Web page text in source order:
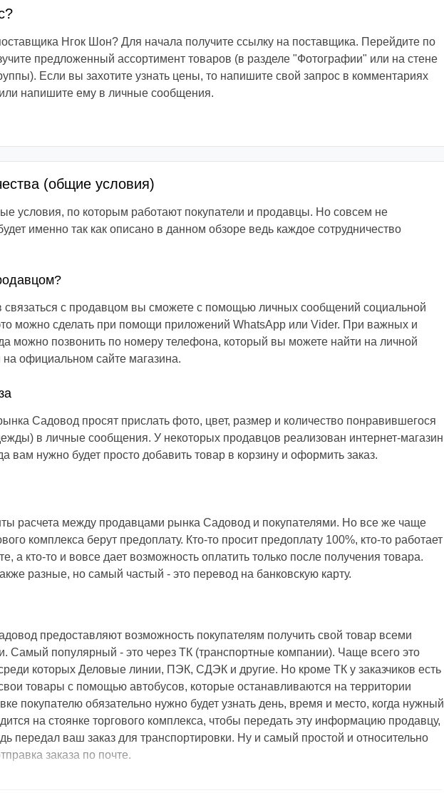
Нгок Шон? Для начала получите ссылку на поставщика. Перейдите по
предложенный ассортимент товаров (в разделе "Фотографии" или на стене
Если вы захотите узнать цены, то напишите свой запрос в комментариях
напишите ему в личные сообщения.
(общие условия)
условия, по которым работают покупатели и продавцы. Но совсем не
именно так как описано в данном обзоре ведь каждое сотрудничество
связаться с продавцом вы сможете с помощью личных сообщений социальной
можно сделать при помощи приложений WhatsApp или Vider. При важных и
можно позвонить по номеру телефона, который вы можете найти на личной
официальном сайте магазина.
Садовод просят прислать фото, цвет, размер и количество понравившегося
в личные сообщения. У некоторых продавцов реализован интернет-магазин
вам нужно будет просто добавить товар в корзину и оформить заказ.
расчета между продавцами рынка Садовод и покупателями. Но все же чаще
комплекса берут предоплату. Кто-то просит предоплату 100%, кто-то работает
а кто-то и вовсе дает возможность оплатить только после получения товара.
разные, но самый частый - это перевод на банковскую карту.
предоставляют возможность покупателям получить свой товар всеми
Самый популярный - это через ТК (транспортные компании). Чаще всего это
которых Деловые линии, ПЭК, СДЭК и другие. Но кроме ТК у заказчиков есть
товары с помощью автобусов, которые останавливаются на территории
покупателю обязательно нужно будет узнать день, время и место, когда нужный
на стоянке торгового комплекса, чтобы передать эту информацию продавцу,
передал ваш заказ для транспортировки. Ну и самый простой и относительно
заказа по почте.